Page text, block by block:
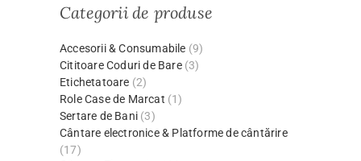
Categorii de produse
Accesorii & Consumabile (9)
Cititoare Coduri de Bare (3)
Etichetatoare (2)
Role Case de Marcat (1)
Sertare de Bani (3)
Cântare electronice & Platforme de cântărire
(17)